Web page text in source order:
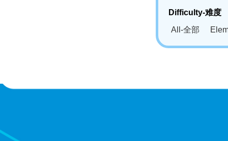
Difficulty-难度
All-全部